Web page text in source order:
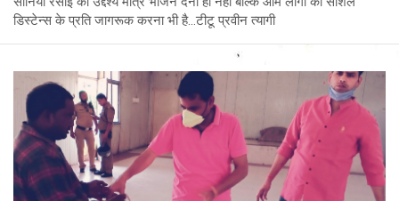
डिस्टेन्स के प्रति जागरूक करना भी है…टीटू प्रवीन त्यागी